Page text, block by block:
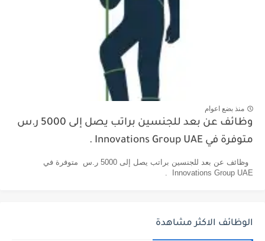
منذ بضع اعوام
وظائف عن بعد للجنسين براتب يصل إلى 5000 ر.س
متوفرة في Innovations Group UAE .
وظائف عن بعد للجنسين براتب يصل إلى 5000 ر.س متوفرة في
Innovations Group UAE .
الوظائف الاكثر مشاهدة